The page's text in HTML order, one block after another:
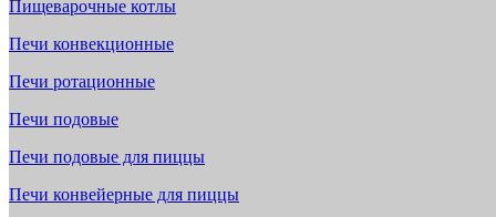
Пищеварочные котлы
Печи конвекционные
Печи ротационные
Печи подовые
Печи подовые для пиццы
Печи конвейерные для пиццы